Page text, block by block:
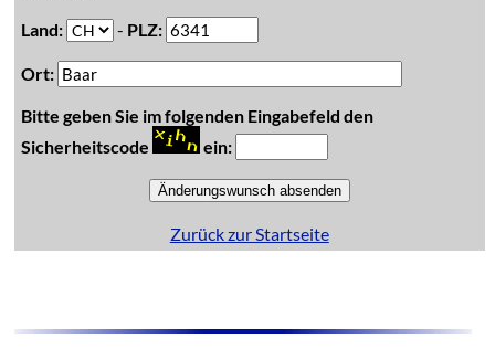
Land:
- PLZ:
Ort:
Bitte geben Sie im folgenden Eingabefeld den
Sicherheitscode
ein:
Zurück zur Startseite